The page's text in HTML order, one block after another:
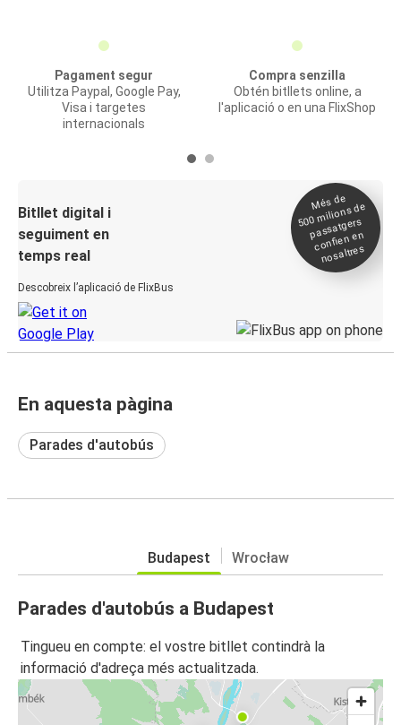
Pagament segur
Utilitza Paypal, Google Pay,
Visa i targetes
internacionals
Compra senzilla
Obtén bitllets online, a
l'aplicació o en una FlixShop
Bitllet digital i
seguiment en
temps real
Descobreix l’aplicació de FlixBus
Més de
500
milions de
passatgers
confien en
nosaltres
En aquesta pàgina
Parades d'autobús
Budapest Wrocław
Parades d'autobús a Budapest
Tingueu en compte: el vostre bitllet contindrà la
informació d'adreça més actualitzada.